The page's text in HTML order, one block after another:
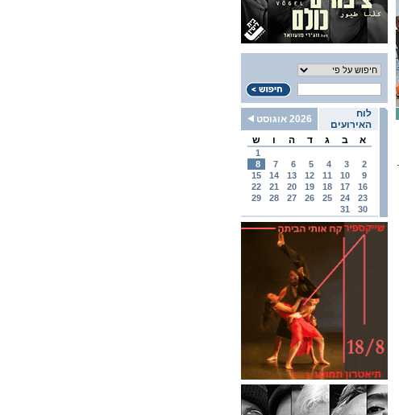
לוח
האירועים
2026 אוגוסט
א
ב ג ד ה ו ש
1
2
3
4
5
6
7
8
9
10
11
12
13
14
15
16
17
18
19
20
21
22
23
24
25
26
27
28
29
30
31